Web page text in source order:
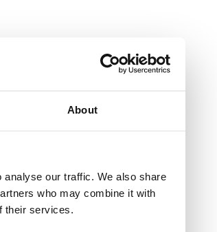
About
our traffic. We also share
who may combine it with
their services.